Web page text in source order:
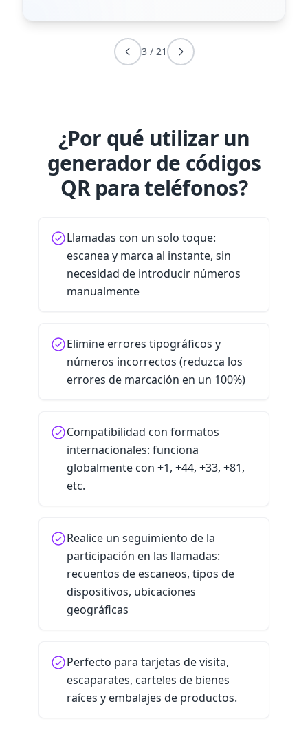
3/ 21
¿Por qué utilizar un
generador de códigos
QR para teléfonos?
Llamadas con un solo toque:
escanea y marca al instante, sin
necesidad de introducir números
manualmente
Elimine errores tipográficos y
números incorrectos (reduzca los
errores de marcación en un 100%)
Compatibilidad con formatos
internacionales: funciona
globalmente con +1, +44, +33, +81,
etc.
Realice un seguimiento de la
participación en las llamadas:
recuentos de escaneos, tipos de
dispositivos, ubicaciones
geográficas
Perfecto para tarjetas de visita,
escaparates, carteles de bienes
raíces y embalajes de productos.